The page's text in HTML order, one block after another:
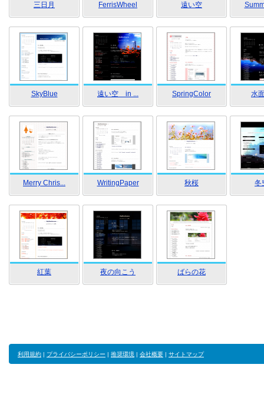
三日月 FerrisWheel 遠い空
SkyBlue 遠い空 in ... SpringColor 水
Merry Chris... WritingPaper 秋桜 冬
紅葉 夜の向こう ばらの花
利用規約 | プライバシーポリシー | 推奨環境 | 会社概要 | サイトマップ